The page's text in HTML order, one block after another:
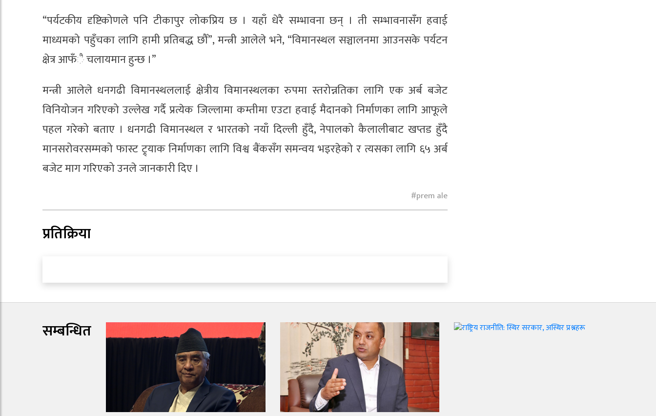
“पर्यटकीय दृष्टिकोणले पनि टीकापुर लोकप्रिय छ । यहाँ धेरै सम्भावना छन् । ती सम्भावनासँग हवाई
माध्यमको पहुँचका लागि हामी प्रतिबद्ध छौँ”, मन्त्री आलेले भने, “विमानस्थल सञ्चालनमा आउनसके पर्यटन
क्षेत्र आफँै चलायमान हुन्छ ।”
मन्त्री आलेले धनगढी विमानस्थललाई क्षेत्रीय विमानस्थलका रुपमा स्तरोन्नतिका लागि एक अर्ब बजेट
विनियोजन गरिएको उल्लेख गर्दै प्रत्येक जिल्लामा कम्तीमा एउटा हवाई मैदानको निर्माणका लागि आफूले
पहल गरेको बताए । धनगढी विमानस्थल र भारतको नयाँ दिल्ली हुँदै, नेपालको कैलालीबाट खप्तड हुँदै
मानसरोवरसम्मको फास्ट ट्र्याक निर्माणका लागि विश्व बैंकसँग समन्वय भइरहेको र त्यसका लागि ६५ अर्ब
बजेट माग गरिएको उनले जानकारी दिए ।
prem ale
प्रतिक्रिया
सम्बन्धित